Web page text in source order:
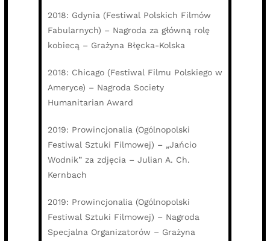
2018: Gdynia (Festiwal Polskich Filmów
Fabularnych) – Nagroda za główną rolę
kobiecą – Grażyna Błęcka-Kolska
2018: Chicago (Festiwal Filmu Polskiego w
Ameryce) – Nagroda Society
Humanitarian Award
2019: Prowincjonalia (Ogólnopolski
Festiwal Sztuki Filmowej) – „Jańcio
Wodnik” za zdjęcia – Julian A. Ch.
Kernbach
2019: Prowincjonalia (Ogólnopolski
Festiwal Sztuki Filmowej) – Nagroda
Specjalna Organizatorów – Grażyna